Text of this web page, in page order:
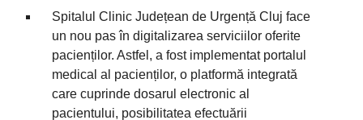
Spitalul Clinic Județean de Urgență Cluj face
un nou pas în digitalizarea serviciilor oferite
pacienților. Astfel, a fost implementat portalul
medical al pacienților, o platformă integrată
care cuprinde dosarul electronic al
pacientului, posibilitatea efectuării